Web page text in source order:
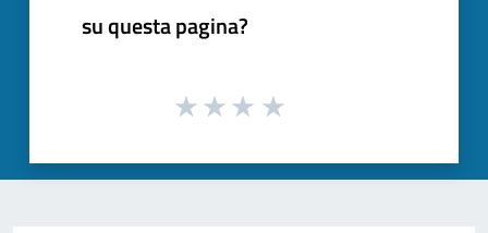
su questa pagina?